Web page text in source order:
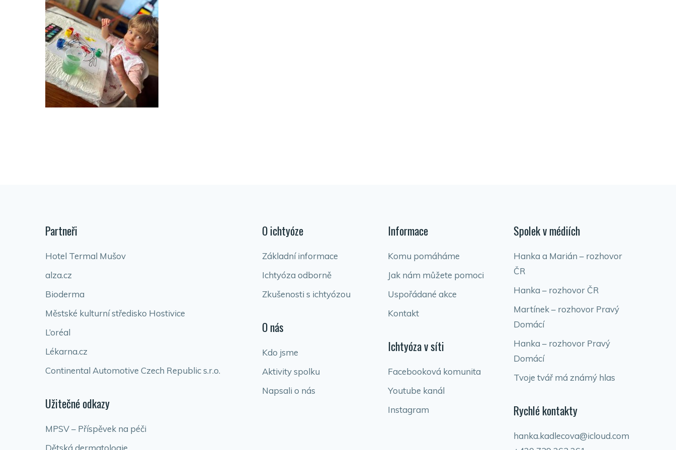
Partneři
Hotel Termal Mušov
alza.cz
Bioderma
Městské kulturní středisko Hostivice
L’oréal
Lékarna.cz
Continental Automotive Czech Republic s.r.o.
Užitečné odkazy
MPSV – Příspěvek na péči
Dětská dermatologie
O ichtyóze
Základní informace
Ichtyóza odborně
Zkušenosti s ichtyózou
O nás
Kdo jsme
Aktivity spolku
Napsali o nás
Informace
Komu pomáháme
Jak nám můžete pomoci
Uspořádané akce
Kontakt
Ichtyóza v síti
Facebooková komunita
Youtube kanál
Instagram
Spolek v médiích
Hanka a Marián – rozhovor
ČR
Hanka – rozhovor ČR
Martínek – rozhovor Pravý
Domácí
Hanka – rozhovor Pravý
Domácí
Tvoje tvář má známý hlas
Rychlé kontakty
hanka.kadlecova@icloud.com